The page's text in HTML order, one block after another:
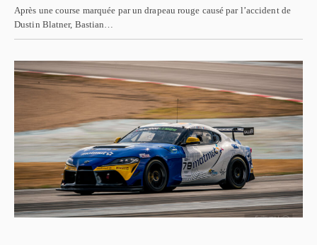
Après une course marquée par un drapeau rouge causé par l’accident de
Dustin Blatner, Bastian…